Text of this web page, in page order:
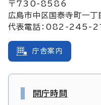
〒730-8586
広島市中区国泰寺町一
代表電話：082-245-
庁舎案内
開庁時間